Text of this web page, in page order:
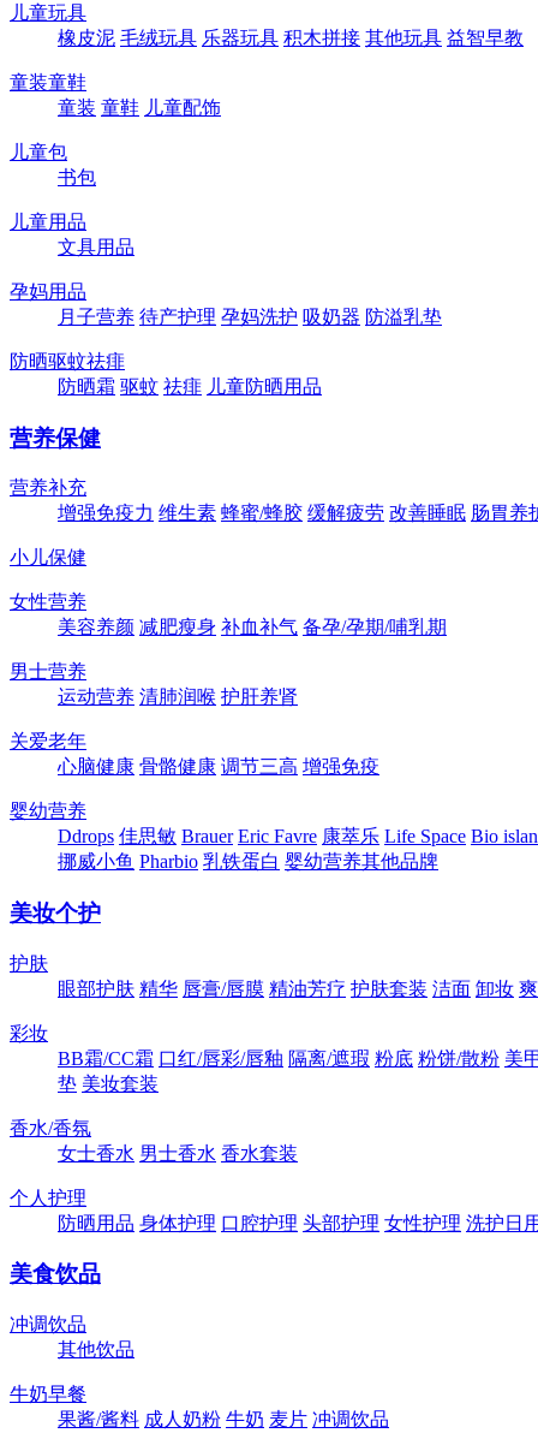
儿童玩具
橡皮泥 毛绒玩具 乐器玩具 积木拼接 其他玩具 益智早教
童装童鞋
童装 童鞋 儿童配饰
儿童包
书包
儿童用品
文具用品
孕妈用品
月子营养 待产护理 孕妈洗护 吸奶器 防溢乳垫
防晒驱蚊祛痱
防晒霜 驱蚊 祛痱 儿童防晒用品
营养保健
营养补充
增强免疫力 维生素 蜂蜜/蜂胶 缓解疲劳 改善睡眠 肠胃养
小儿保健
女性营养
美容养颜 减肥瘦身 补血补气 备孕/孕期/哺乳期
男士营养
运动营养 清肺润喉 护肝养肾
关爱老年
心脑健康 骨骼健康 调节三高 增强免疫
婴幼营养
Ddrops 佳思敏 Brauer Eric Favre 康萃乐 Life Space Bio
挪威小鱼 Pharbio 乳铁蛋白 婴幼营养其他品牌
美妆个护
护肤
眼部护肤 精华 唇膏/唇膜 精油芳疗 护肤套装 洁面 卸妆
彩妆
BB霜/CC霜 口红/唇彩/唇釉 隔离/遮瑕 粉底 粉饼/散粉 美
垫 美妆套装
香水/香氛
女士香水 男士香水 香水套装
个人护理
防晒用品 身体护理 口腔护理 头部护理 女性护理 洗护日
美食饮品
冲调饮品
其他饮品
牛奶早餐
果酱/酱料 成人奶粉 牛奶 麦片 冲调饮品